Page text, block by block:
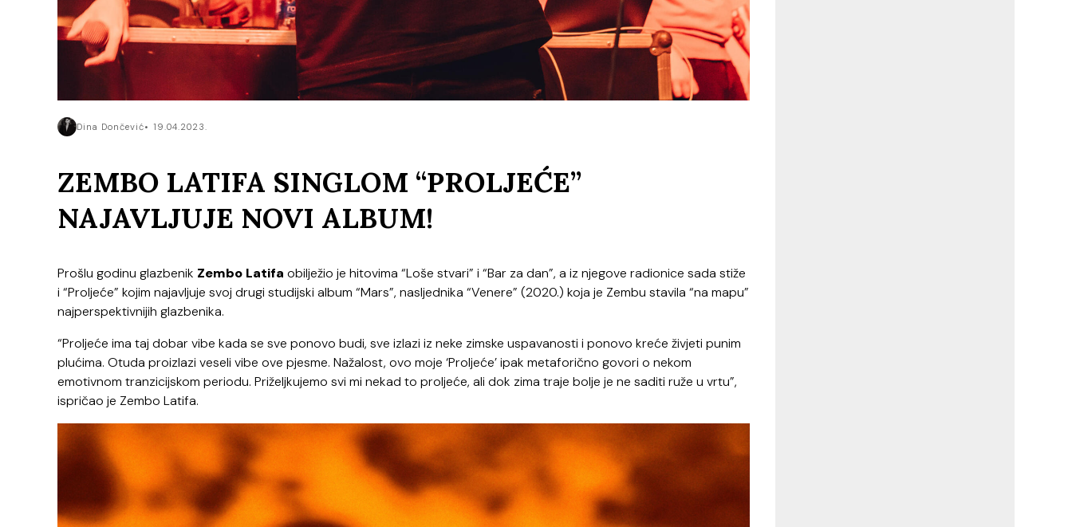
Dina Dončević 19.04.2023.
ZEMBO LATIFA SINGLOM “PROLJEĆE”
NAJAVLJUJE NOVI ALBUM!
Prošlu godinu glazbenik Zembo Latifa obilježio je hitovima “Loše stvari” i “Bar za dan”, a iz njegove radionice sada stiže
i “Proljeće” kojim najavljuje svoj drugi studijski album “Mars”, nasljednika “Venere” (2020.) koja je Zembu stavila “na mapu”
najperspektivnijih glazbenika.
“Proljeće ima taj dobar vibe kada se sve ponovo budi, sve izlazi iz neke zimske uspavanosti i ponovo kreće živjeti punim
plućima. Otuda proizlazi veseli vibe ove pjesme. Nažalost, ovo moje ‘Proljeće’ ipak metaforično govori o nekom
emotivnom tranzicijskom periodu. Priželjkujemo svi mi nekad to proljeće, ali dok zima traje bolje je ne saditi ruže u vrtu”,
ispričao je Zembo Latifa.